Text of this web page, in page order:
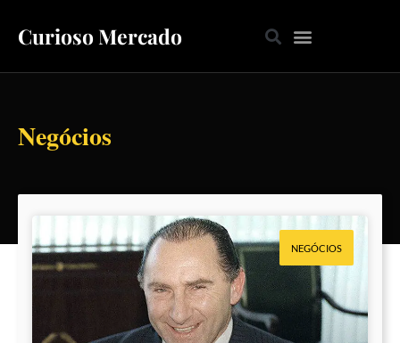
Curioso Mercado
Negócios
NEGÓCIOS